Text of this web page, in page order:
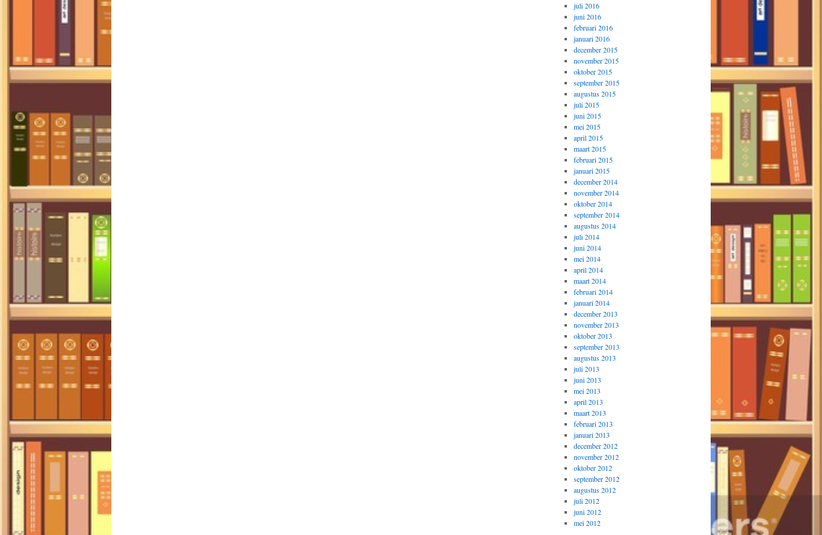
juli 2016
juni 2016
februari 2016
januari 2016
december 2015
november 2015
oktober 2015
september 2015
augustus 2015
juli 2015
juni 2015
mei 2015
april 2015
maart 2015
februari 2015
januari 2015
december 2014
november 2014
oktober 2014
september 2014
augustus 2014
juli 2014
juni 2014
mei 2014
april 2014
maart 2014
februari 2014
januari 2014
december 2013
november 2013
oktober 2013
september 2013
augustus 2013
juli 2013
juni 2013
mei 2013
april 2013
maart 2013
februari 2013
januari 2013
december 2012
november 2012
oktober 2012
september 2012
augustus 2012
juli 2012
juni 2012
mei 2012